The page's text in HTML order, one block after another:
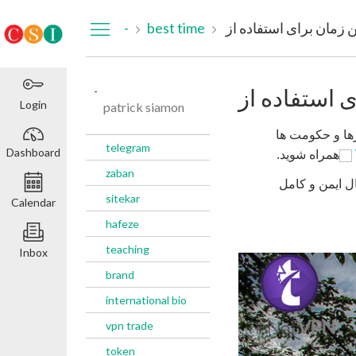
Login
Dashboard
Calendar
Inbox
- best time
-
patrick siamon
telegram
zaban
sitekar
hafeze
teaching
brand
international bio
vpn trade
token
و حکومت ها
Links
an
همراه شوید.
ایمن و کامل